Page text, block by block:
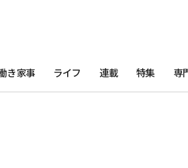
き家事 ライフ 連載 特集 専